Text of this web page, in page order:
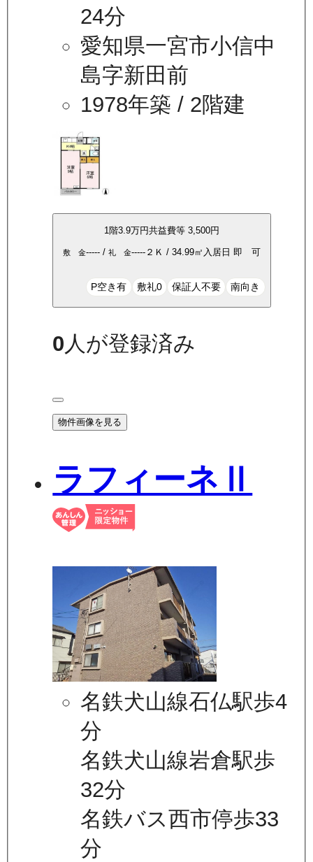
24分
愛知県一宮市小信中
島字新田前
1978年築 / 2階建
1階3.9万円共益費等 3,500円
敷 金-----/ 礼 金-----２Ｋ / 34.99㎡ 入居日 即 可
P空き有 敷礼0 保証人不要 南向き
0 人が登録済み
物件画像を見る
ラフィーネⅡ
名鉄犬山線石仏駅歩4
分
名鉄犬山線岩倉駅歩
32分
名鉄バス西市停歩33
分